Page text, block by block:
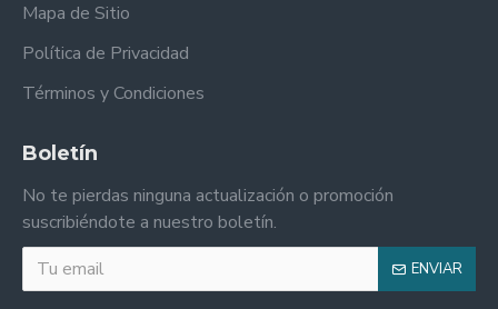
Mapa de Sitio
Política de Privacidad
Términos y Condiciones
Boletín
No te pierdas ninguna actualización o promoción
suscribiéndote a nuestro boletín.
ENVIAR